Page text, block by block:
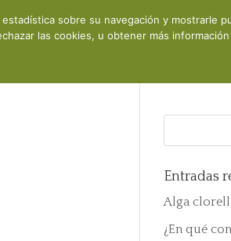
Recomendaciones Contacto Mi cuenta
Entradas
Alga
¿En qué
sobre su navegación y mostrarle
las cookies, u obtener más información